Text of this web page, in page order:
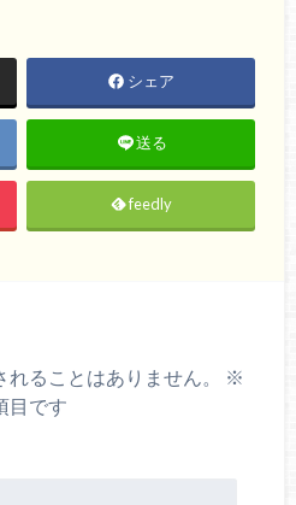
シェア
送る
feedly
ることはありません。
※
目です